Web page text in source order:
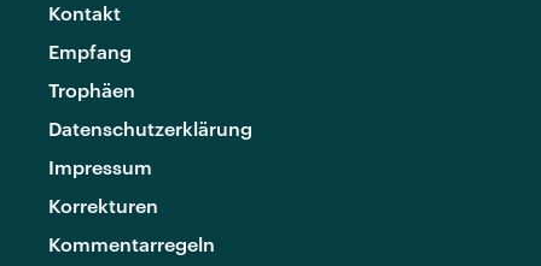
Kontakt
Empfang
Trophäen
Datenschutzerklärung
Impressum
Korrekturen
Kommentarregeln